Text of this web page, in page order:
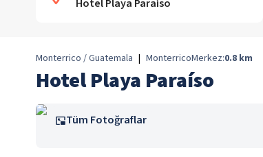
Monterrico / Guatemala | MonterricoMerkez:0.8 km
Hotel Playa Paraíso
Tüm Fotoğraflar